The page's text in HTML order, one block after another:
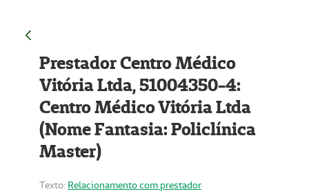
Prestador Centro Médico
Vitória Ltda, 51004350-4:
Centro Médico Vitória Ltda
(Nome Fantasia: Policlínica
Master)
Texto: Relacionamento com prestador